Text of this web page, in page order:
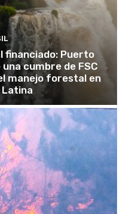
financiado: Puerto
cumbre de FSC
manejo forestal en